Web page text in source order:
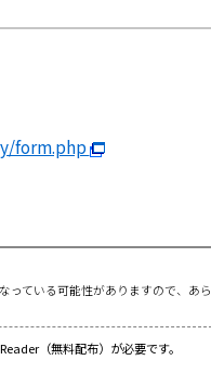
form.php
っている可能性がありますので、あら
（無料配布）が必要です。